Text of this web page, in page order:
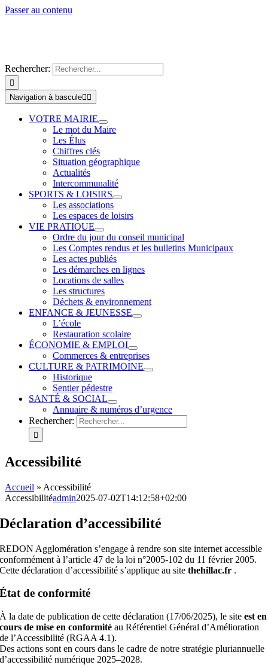
Passer au contenu
Rechercher:
Navigation à bascule
VOTRE MAIRIE
Le mot du Maire
Les Élus
Chiffres clés
Situation géographique
Actualités
Intercommunalité
SPORTS & LOISIRS
Les associations
Les espaces de loisirs
VIE PRATIQUE
Ordre du jour du conseil municipal
Les Comptes rendus et les bulletins Municipaux
Les actes publiés
Les démarches en lignes
Locations de salles
Les structures
Déchets & environnement
ENFANCE & JEUNESSE
L’école
Restauration scolaire
ÉCONOMIE & EMPLOI
Commerces & entreprises
CULTURE & PATRIMOINE
Historique
Sentier pédestre
SANTÉ & SOCIAL
Annuaire & numéros d’urgence
Rechercher:
Accessibilité
Accueil » Accessibilité
Accessibilitéadmin2025-07-02T14:12:58+02:00
Déclaration d’accessibilité
REDON Agglomération s’engage à rendre son site internet accessible
conformément à l’article 47 de la loi n°2005-102 du 11 février 2005.
Cette déclaration d’accessibilité s’applique au sitethehillac.fr .
État de conformité
À la date de publication de cette déclaration (17/06/2025), le siteest en
cours de mise en conformité au Référentiel Général d’Amélioration
de l’Accessibilité (RGAA 4.1).
Des actions sont en cours dans le cadre de notre stratégie pluriannuelle
d’accessibilité numérique 2025–2028.